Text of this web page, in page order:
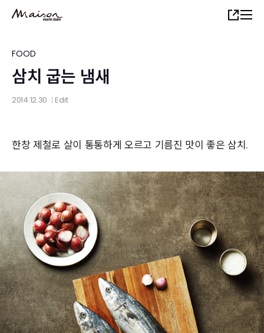
content
Share
FOOD
삼치 굽는 냄새
2014.12.30 Edit
한창 제철로 살이 통통하게 오르고 기름진 맛이 좋은 삼치.